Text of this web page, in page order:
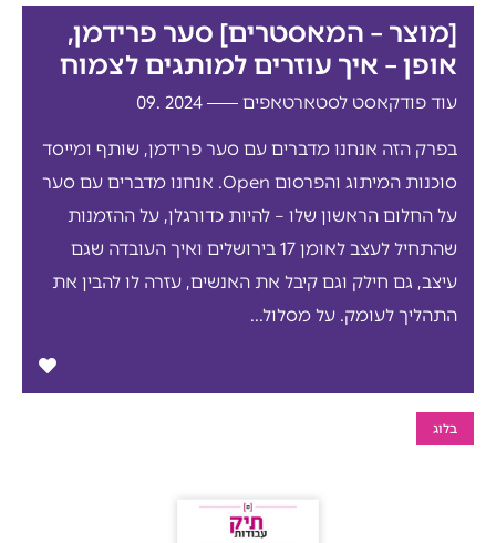
[מוצר – המאסטרים] סער פרידמן,
אופן – איך עוזרים למותגים לצמוח
עוד פודקאסט לסטארטאפים 2024 .09
בפרק הזה אנחנו מדברים עם סער פרידמן, שותף ומייסד
סוכנות המיתוג והפרסום Open. אנחנו מדברים עם סער
על החלום הראשון שלו – להיות כדורגלן, על ההזמנות
שהתחיל לעצב לאומן 17 בירושלים ואיך העובדה שגם
עיצב, גם חילק וגם קיבל את האנשים, עזרה לו להבין את
התהליך לעומק. על מסלול...
בלוג